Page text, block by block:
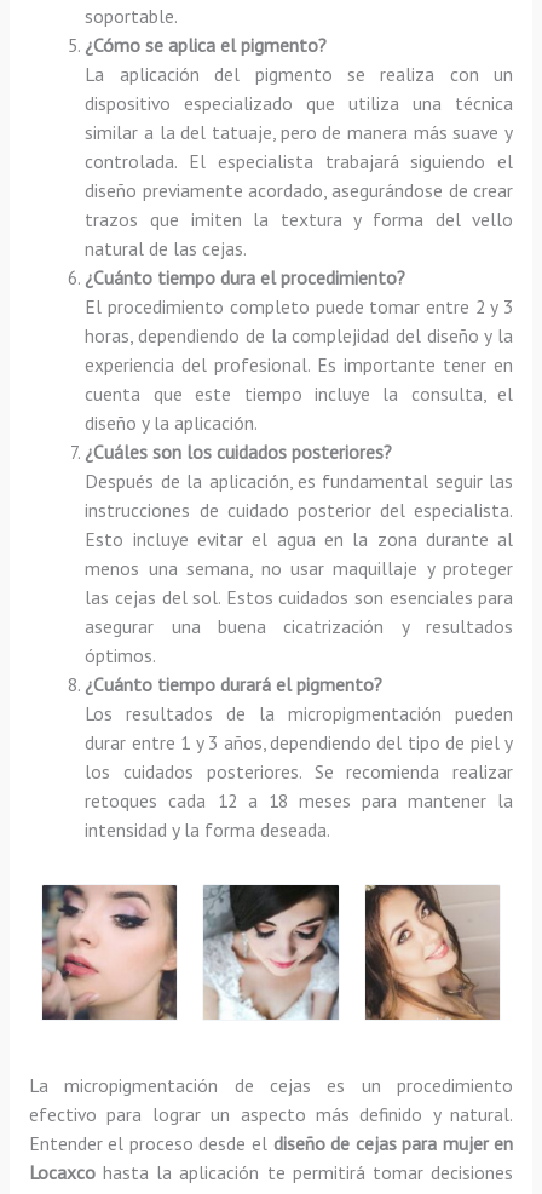
soportable.
¿Cómo se aplica el pigmento?
La aplicación del pigmento se realiza con un
dispositivo especializado que utiliza una técnica
similar a la del tatuaje, pero de manera más suave y
controlada. El especialista trabajará siguiendo el
diseño previamente acordado, asegurándose de crear
trazos que imiten la textura y forma del vello
natural de las cejas.
¿Cuánto tiempo dura el procedimiento?
El procedimiento completo puede tomar entre 2 y 3
horas, dependiendo de la complejidad del diseño y la
experiencia del profesional. Es importante tener en
cuenta que este tiempo incluye la consulta, el
diseño y la aplicación.
¿Cuáles son los cuidados posteriores?
Después de la aplicación, es fundamental seguir las
instrucciones de cuidado posterior del especialista.
Esto incluye evitar el agua en la zona durante al
menos una semana, no usar maquillaje y proteger
las cejas del sol. Estos cuidados son esenciales para
asegurar una buena cicatrización y resultados
óptimos.
¿Cuánto tiempo durará el pigmento?
Los resultados de la micropigmentación pueden
durar entre 1 y 3 años, dependiendo del tipo de piel y
los cuidados posteriores. Se recomienda realizar
retoques cada 12 a 18 meses para mantener la
intensidad y la forma deseada.
La micropigmentación de cejas es un procedimiento
efectivo para lograr un aspecto más definido y natural.
Entender el proceso desde el diseño de cejas para mujer en
Locaxcohasta la aplicación te permitirá tomar decisiones